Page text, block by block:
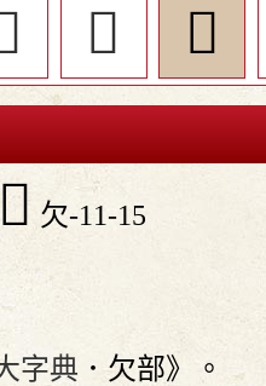
󷳗 󷳚
󷳚 欠-11-15
字典 ．欠部》。